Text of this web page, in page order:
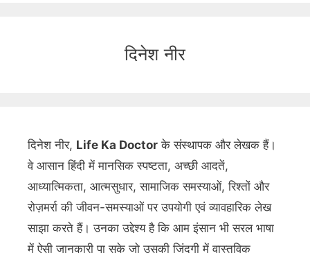
दिनेश नीर
दिनेश नीर, Life Ka Doctor के संस्थापक और लेखक हैं।
वे आसान हिंदी में मानसिक स्पष्टता, अच्छी आदतें,
आध्यात्मिकता, आत्मसुधार, सामाजिक समस्याओं, रिश्तों और
रोज़मर्रा की जीवन-समस्याओं पर उपयोगी एवं व्यावहारिक लेख
साझा करते हैं। उनका उद्देश्य है कि आम इंसान भी सरल भाषा
में ऐसी जानकारी पा सके जो उसकी जिंदगी में वास्तविक